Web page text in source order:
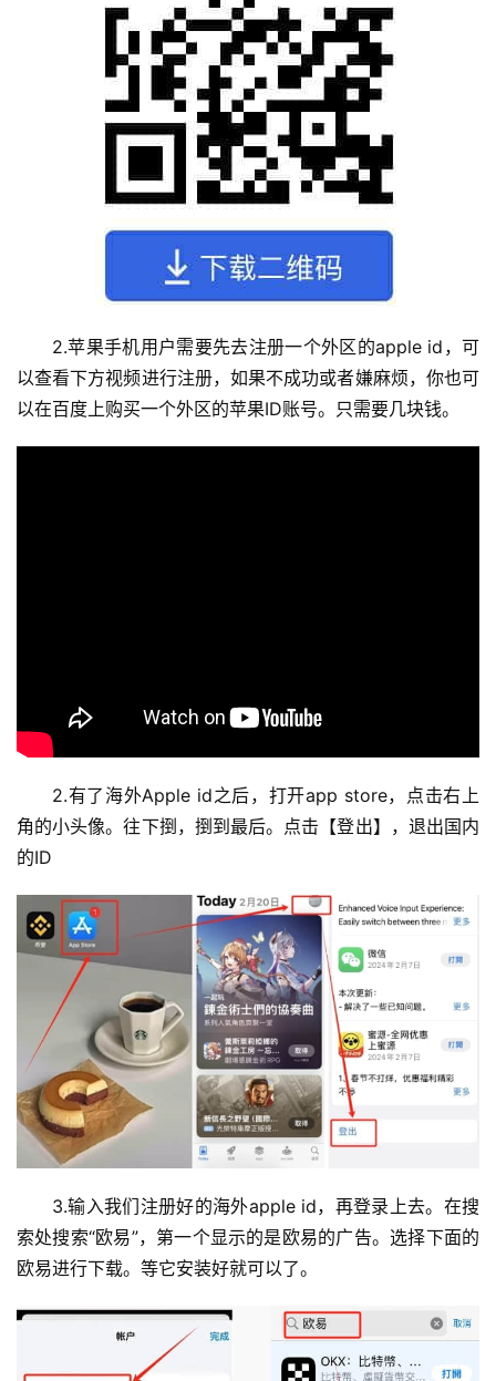
币
圈
新
闻
情
分
析
2.苹果手机用户需要先去注册一个外区的apple id，可
以查看下方视频进行注册，如果不成功或者嫌麻烦，你也可
以在百度上购买一个外区的苹果ID账号。只需要几块钱。
2.有了海外Apple id之后，打开app store，点击右上
角的小头像。往下捯，捯到最后。点击【登出】，退出国内
的ID
3.输入我们注册好的海外apple id，再登录上去。在搜
索处搜索“欧易”，第一个显示的是欧易的广告。选择下面的
欧易进行下载。等它安装好就可以了。